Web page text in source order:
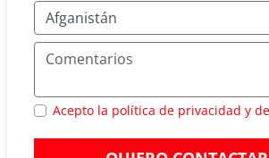
Acepto la política de privacidad y